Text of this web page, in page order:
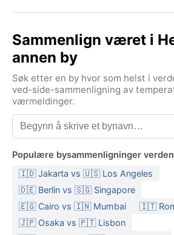
Sammenlign været i
annen by
Søk etter en by hvor som helst i
ved-side-sammenligning av
værmeldinger.
Populære bysammenligninger
🇮🇩 Jakarta vs 🇺🇸 Los Angeles
🇩🇪 Berlin vs 🇸🇬 Singapore
🇪🇬 Cairo vs 🇮🇳 Mumbai
🇮🇹
🇯🇵 Osaka vs 🇵🇹 Lisbon